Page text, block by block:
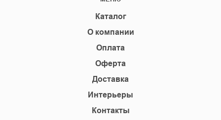
Каталог
О компании
Оплата
Оферта
Доставка
Интерьеры
Контакты